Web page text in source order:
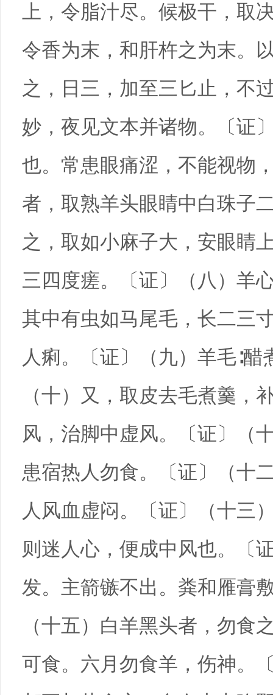
上，令脂汁尽。候极干，取
令香为末，和肝杵之为末。
之，日三，加至三匕止，不
妙，夜见文本并诸物。〔证
也。常患眼痛涩，不能视物
者，取熟羊头眼睛中白珠子
之，取如小麻子大，安眼睛
三四度瘥。〔证〕（八）羊
其中有虫如马尾毛，长二三
人痢。〔证〕（九）羊毛∶
（十）又，取皮去毛煮羹，
风，治脚中虚风。〔证〕（
患宿热人勿食。〔证〕（十
人风血虚闷。〔证〕（十三
则迷人心，便成中风也。〔
发。主箭镞不出。粪和雁膏
（十五）白羊黑头者，勿食
可食。六月勿食羊，伤神。